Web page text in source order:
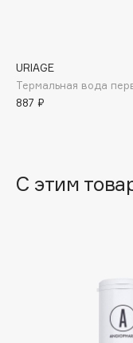
Baffy
Balmain Hair Couture
Beauty Bomb
URIAGE
Термальная вода
887 ₽
С этим